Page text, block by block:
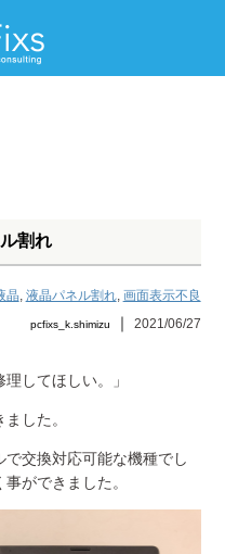
割れ
晶, 液晶パネル割れ, 画面表示不良
pcfixs_k.shimizu ｜ 2021/06/27
してほしい。」
した。
交換対応可能な機種でし
ができました。